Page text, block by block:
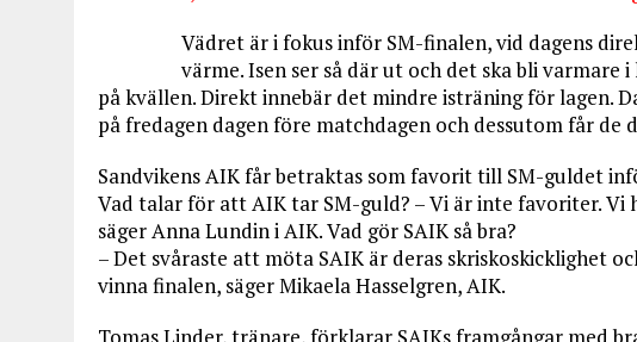
Vädret är i fokus inför SM-finalen, vid dagens
värme. Isen ser så där ut och det ska bli varmare
på kvällen. Direkt innebär det mindre isträning för lagen.
på fredagen dagen före matchdagen och dessutom får de
Sandvikens AIK får betraktas som favorit till SM-guldet
Vad talar för att AIK tar SM-guld? – Vi är inte favoriter. Vi
säger Anna Lundin i AIK. Vad gör SAIK så bra?
– Det svåraste att möta SAIK är deras skriskoskicklighet
vinna finalen, säger Mikaela Hasselgren, AIK.